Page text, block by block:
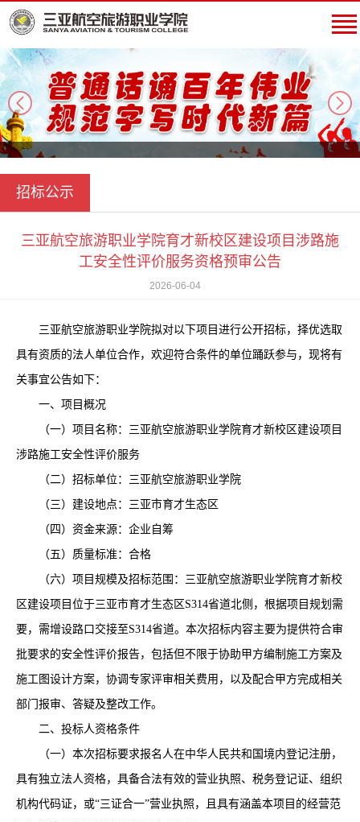
next
招标公示
三亚航空旅游职业学院育才新校区建设项目涉路施
工安全性评价服务资格预审公告
2026-06-04
三亚航空旅游职业学院拟对以下项目进行公开招标，择优选取
具有资质的法人单位合作，欢迎符合条件的单位踊跃参与，现将有
关事宜公告如下：
一、 项目概况
（一） 项目名称： 三亚航空旅游职业学院育才新校区建设项目
涉路施工安全性评价服务
（二） 招标单位：三亚航空旅游职业学院
（三） 建设地点：三亚市育才生态区
（四）资金来源：企业自筹
（五）质量标准：合格
（六）项目规模及招标范围：三亚航空旅游职业学院育才新校
区建设项目位于三亚市育才生态区 S314省道北侧，根据项目规划需
要，需增设路口交接至S314省道。本次招标内容主要为提供符合审
批要求的安全性评价报告，包括但不限于协助甲方编制施工方案及
施工图设计方案，协调专家评审相关费用，以及配合甲方完成相关
部门报审、答疑及整改工作。
二、 投标人资格条件
（一） 本次招标要求报名人在中华人民共和国境内登记注册，
具有独立法人资格，具备合法有效的营业执照、税务登记证、组织
机构代码证，或“三证合一”营业执照，且具有涵盖本项目的经营范